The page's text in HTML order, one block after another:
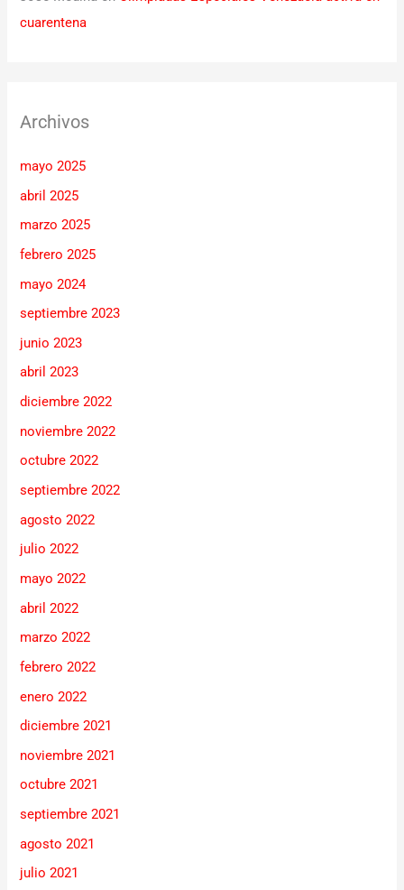
cuarentena
Archivos
mayo 2025
abril 2025
marzo 2025
febrero 2025
mayo 2024
septiembre 2023
junio 2023
abril 2023
diciembre 2022
noviembre 2022
octubre 2022
septiembre 2022
agosto 2022
julio 2022
mayo 2022
abril 2022
marzo 2022
febrero 2022
enero 2022
diciembre 2021
noviembre 2021
octubre 2021
septiembre 2021
agosto 2021
julio 2021